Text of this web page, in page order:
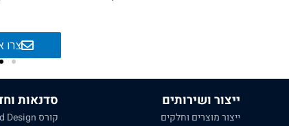
צרו
ייצור ושירותים
ייצור מוצרים וחלקים
סדנאות
קורס Board Design